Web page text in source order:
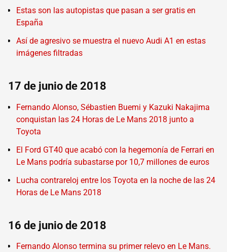
Estas son las autopistas que pasan a ser gratis en
España
Así de agresivo se muestra el nuevo Audi A1 en estas
imágenes filtradas
17 de junio de 2018
Fernando Alonso, Sébastien Buemi y Kazuki Nakajima
conquistan las 24 Horas de Le Mans 2018 junto a
Toyota
El Ford GT40 que acabó con la hegemonía de Ferrari en
Le Mans podría subastarse por 10,7 millones de euros
Lucha contrareloj entre los Toyota en la noche de las 24
Horas de Le Mans 2018
16 de junio de 2018
Fernando Alonso termina su primer relevo en Le Mans.